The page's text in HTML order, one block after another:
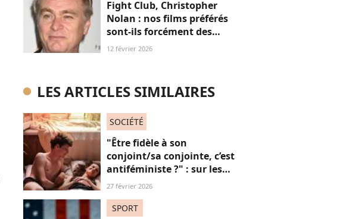
Fight Club, Christopher
Nolan : nos films préférés
sont-ils forcément des
"films de mecs" ? Et
12 février 2026
LES ARTICLES SIMILAIRES
SOCIÉTÉ
"Être fidèle à son
conjoint/sa conjointe, c’est
antiféministe ?" : sur les
réseaux sociaux, cette
27 février 2026
SPORT